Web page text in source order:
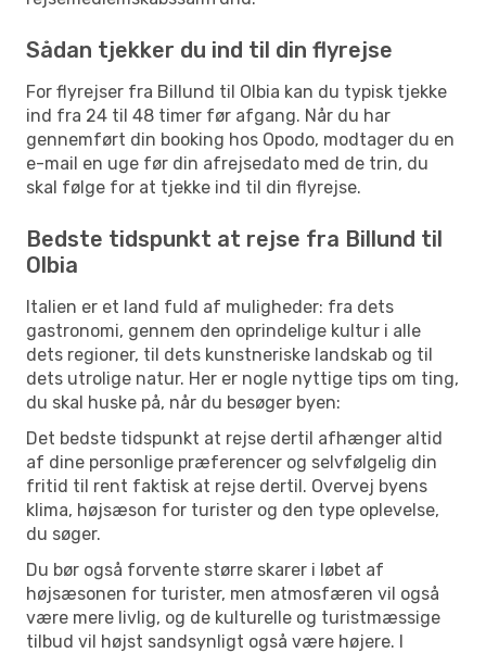
Sådan tjekker du ind til din flyrejse
For flyrejser fra Billund til Olbia kan du typisk tjekke
ind fra 24 til 48 timer før afgang. Når du har
gennemført din booking hos Opodo, modtager du en
e-mail en uge før din afrejsedato med de trin, du
skal følge for at tjekke ind til din flyrejse.
Bedste tidspunkt at rejse fra Billund til
Olbia
Italien er et land fuld af muligheder: fra dets
gastronomi, gennem den oprindelige kultur i alle
dets regioner, til dets kunstneriske landskab og til
dets utrolige natur. Her er nogle nyttige tips om ting,
du skal huske på, når du besøger byen:
Det bedste tidspunkt at rejse dertil afhænger altid
af dine personlige præferencer og selvfølgelig din
fritid til rent faktisk at rejse dertil. Overvej byens
klima, højsæson for turister og den type oplevelse,
du søger.
Du bør også forvente større skarer i løbet af
højsæsonen for turister, men atmosfæren vil også
være mere livlig, og de kulturelle og turistmæssige
tilbud vil højst sandsynligt også være højere. I